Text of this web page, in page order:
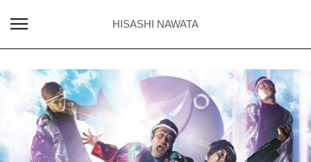
HISASHI NAWATA